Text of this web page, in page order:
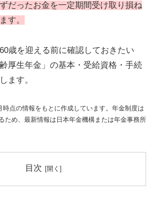
だったお金を一定期間受け取り損ね
す。
歳を迎える前に確認しておきたい
齢厚生年金」の基本・受給資格・手続
ます。
点の情報をもとに作成しています。年金制度は
ため、最新情報は日本年金機構または年金事務所
目次